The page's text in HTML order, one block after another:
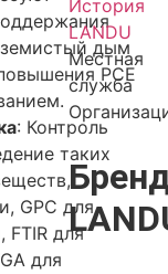
История
LANDU
Местная
служба
дым
PCE
: Контроль
таких
GPC для
FTIR для
для